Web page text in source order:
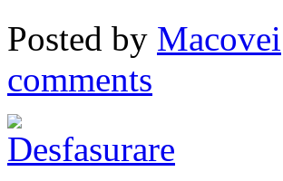
Posted by Macovei
comments